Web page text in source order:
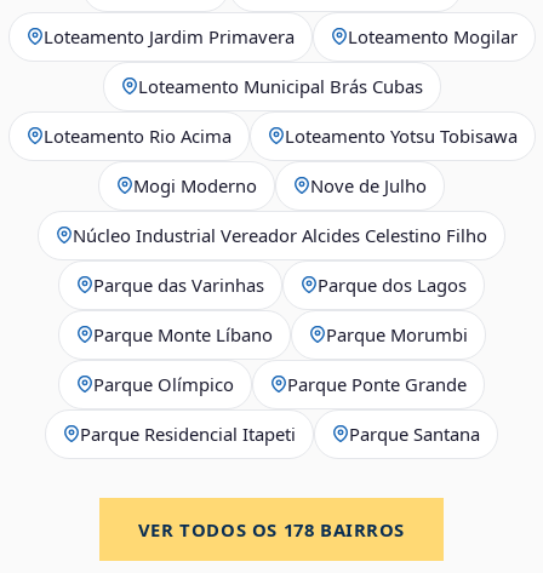
Loteamento Jardim Primavera Loteamento Mogilar
Loteamento Municipal Brás Cubas
Loteamento Rio Acima Loteamento Yotsu Tobisawa
Mogi Moderno Nove de Julho
Núcleo Industrial Vereador Alcides Celestino Filho
Parque das Varinhas Parque dos Lagos
Parque Monte Líbano Parque Morumbi
Parque Olímpico Parque Ponte Grande
Parque Residencial Itapeti Parque Santana
VER TODOS OS 178 BAIRROS